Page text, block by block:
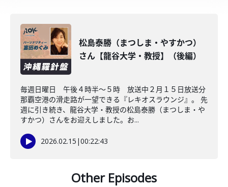
松島泰勝（まつしま・やすかつ）
さん【龍谷大学・教授】（後編）
毎週日曜日 午後４時半～５時 放送中２月１５日放送分
那覇空港の滑走路が一望できる『レキオスラウンジ』。 先
週に引き続き、龍谷大学・教授の松島泰勝（まつしま・や
すかつ）さんをお迎えしました。お...
2026.02.15 |00:22:43
Other Episodes